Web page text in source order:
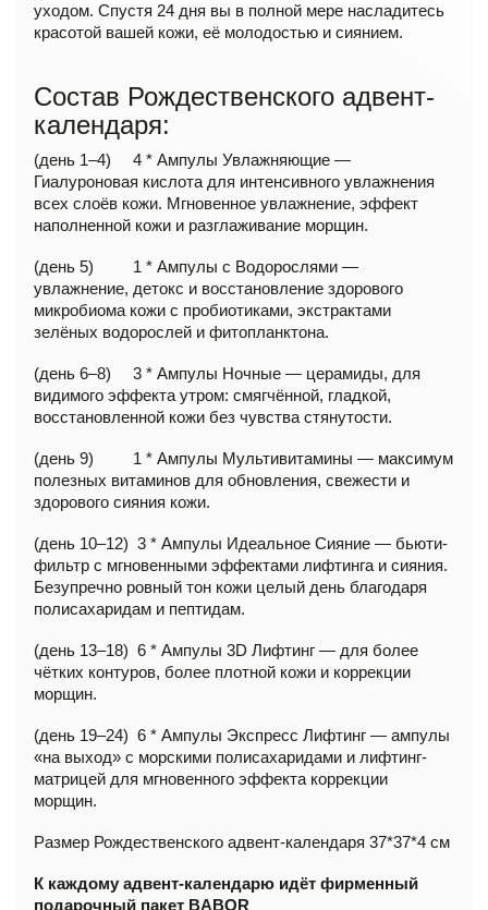
уходом. Спустя 24 дня вы в полной мере насладитесь
красотой вашей кожи, её молодостью и сиянием.
Состав Рождественского адвент-
календаря:
(день 1–4) 4 * Ампулы Увлажняющие —
Гиалуроновая кислота для интенсивного увлажнения
всех слоёв кожи. Мгновенное увлажнение, эффект
наполненной кожи и разглаживание морщин.
(день 5) 1 * Ампулы с Водорослями —
увлажнение, детокс и восстановление здорового
микробиома кожи с пробиотиками, экстрактами
зелёных водорослей и фитопланктона.
(день 6–8) 3 * Ампулы Ночные — церамиды, для
видимого эффекта утром: смягчённой, гладкой,
восстановленной кожи без чувства стянутости.
(день 9) 1 * Ампулы Мультивитамины — максимум
полезных витаминов для обновления, свежести и
здорового сияния кожи.
(день 10–12) 3 * Ампулы Идеальное Сияние — бьюти-
фильтр с мгновенными эффектами лифтинга и сияния.
Безупречно ровный тон кожи целый день благодаря
полисахаридам и пептидам.
(день 13–18) 6 * Ампулы 3D Лифтинг — для более
чётких контуров, более плотной кожи и коррекции
морщин.
(день 19–24) 6 * Ампулы Экспресс Лифтинг — ампулы
«на выход» с морскими полисахаридами и лифтинг-
матрицей для мгновенного эффекта коррекции
морщин.
Размер Рождественского адвент-календаря 37*37*4 см
К каждому адвент-календарю идёт фирменный
подарочный пакет BABOR